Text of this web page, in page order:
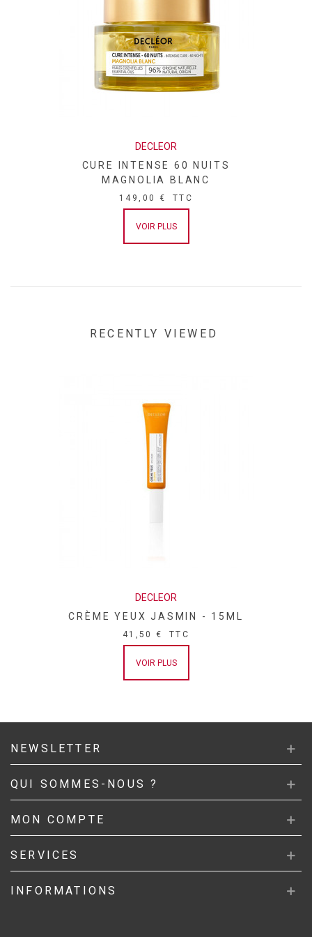
GLABRA EXTRACT / LICORICE ROOT EXTRACT ●
CAPRYLOYL SALICYLIC ACID ● BUTYLENE GLYCOL ●
DEXTRIN ● MYRISTIC ACID ● JASMINUM OFFICINALE
FLOWER EXTRACT / JASMINE FLOWER EXTRACT ●
HYDROXYPALMITOYL SPHINGANINE ●
OXOTHIAZOLIDINECARBOXYLIC ACID ● BENZYL ALCOHOL ●
DECLEOR
CURE INTENSE 60 NUITS
MAGNOLIA BLANC
149,00 € TTC
VOIR PLUS
RECENTLY VIEWED
DECLEOR
CRÈME YEUX JASMIN - 15ML
41,50 € TTC
VOIR PLUS
NEWSLETTER
QUI SOMMES-NOUS ?
MON COMPTE
SERVICES
INFORMATIONS